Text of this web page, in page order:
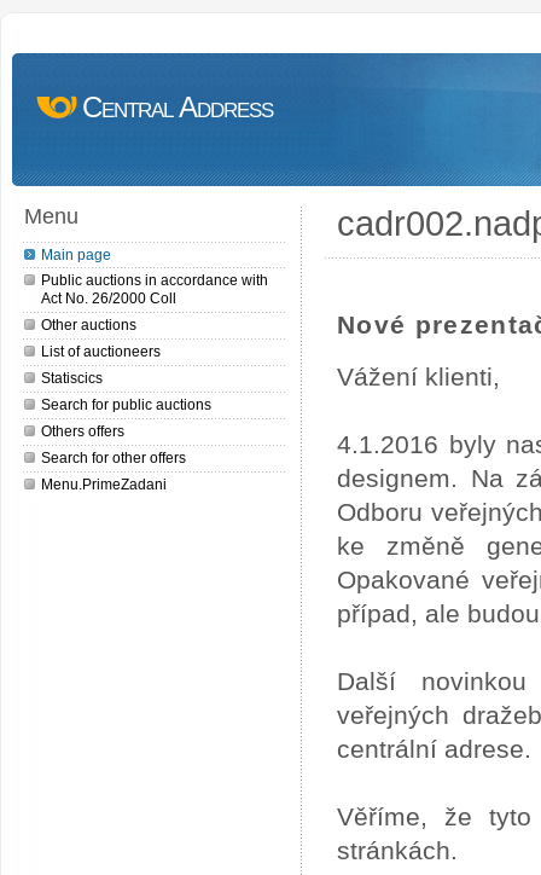
Central Address
Menu
Main page
Public auctions in accordance with
Act No. 26/2000 Coll
Other auctions
List of auctioneers
Statiscics
Search for public auctions
Others offers
Search for other offers
Menu.PrimeZadani
Nové
Vážení klienti,
4.1.2016 byly
designem. Na
Odboru
ke změně
Opakované
případ, ale
Další
veřejných
centrální adrese.
Věříme, že
stránkách.